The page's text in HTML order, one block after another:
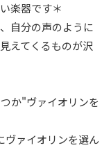
楽器です＊
自分の声のように
えてくるものが沢
か"ヴァイオリンを
ヴァイオリンを選ん